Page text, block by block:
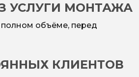
УСЛУГИ МОНТАЖА
полном объёме, перед
КЛИЕНТОВ